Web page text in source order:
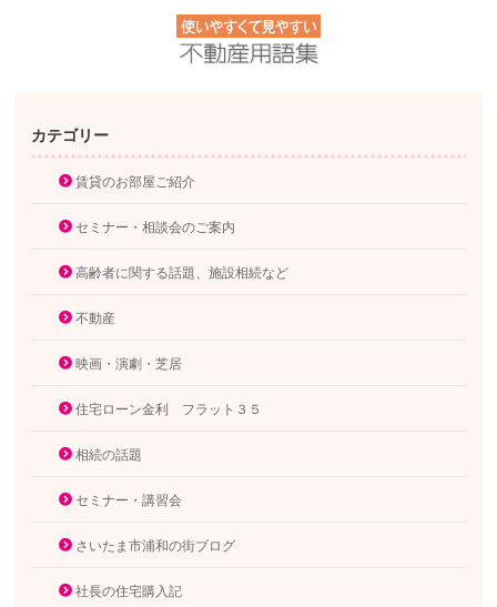
カテゴリー
賃貸のお部屋ご紹介
セミナー・相談会のご案内
高齢者に関する話題、施設相続など
不動産
映画・演劇・芝居
住宅ローン金利 フラット３５
相続の話題
セミナー・講習会
さいたま市浦和の街ブログ
社長の住宅購入記